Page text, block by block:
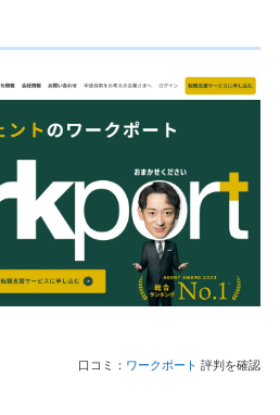
口コミ： ワークポート 評判を確認